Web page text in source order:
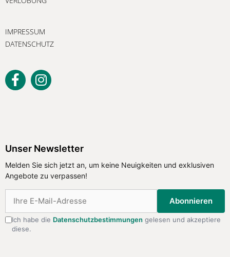
IMPRESSUM
DATENSCHUTZ
Unser Newsletter
Melden Sie sich jetzt an, um keine Neuigkeiten und exklusiven
Angebote zu verpassen!
Abonnieren
Ich habe die Datenschutzbestimmungen gelesen und akzeptiere
diese.